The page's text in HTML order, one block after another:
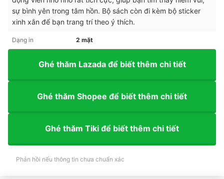
sự bình yên trong tâm hồn. Bộ sách còn đi kèm bộ sticker
xinh xắn để bạn trang trí theo ý thích.
Dạng in 2 mặt
Ghé thăm Lazada để biết thêm chi tiết
Ghé thăm Shopee để biết thêm chi tiết
Ghé thăm Tiki để biết thêm chi tiết
Phản hồi nếu thông tin chưa chuẩn xác